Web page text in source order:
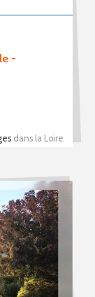
-
dans la Loire